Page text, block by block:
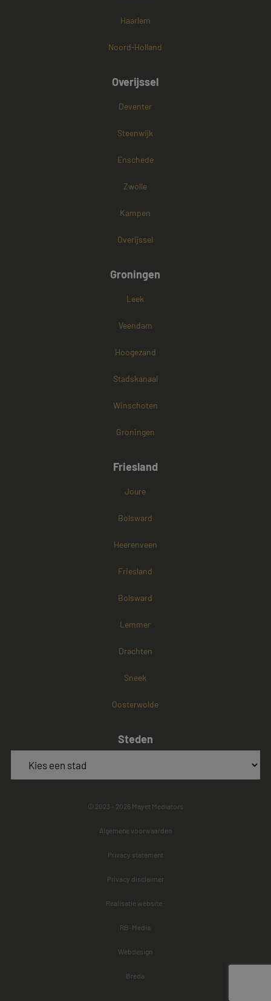
Haarlem
Noord-Holland
Overijssel
Deventer
Steenwijk
Enschede
Zwolle
Kampen
Overijssel
Groningen
Leek
Veendam
Hoogezand
Stadskanaal
Winschoten
Groningen
Friesland
Joure
Bolsward
Heerenveen
Friesland
Bolsward
Lemmer
Drachten
Sneek
Oosterwolde
Steden
© 2023 - 2026 Mayet Mediators
Algemene voorwaarden
Privacy statement
Privacy disclaimer
Realisatie website:
RB-Media
Webdesign
Breda